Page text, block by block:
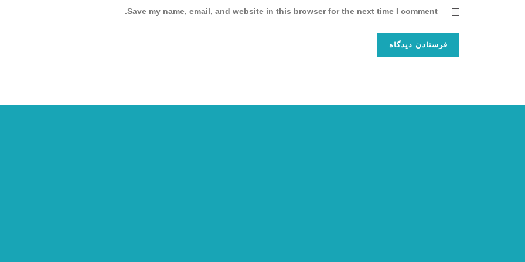
Save my name, email, and website in this browser for the next time I comment.